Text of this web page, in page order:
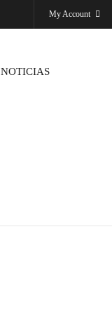
My Account
NOTICIAS